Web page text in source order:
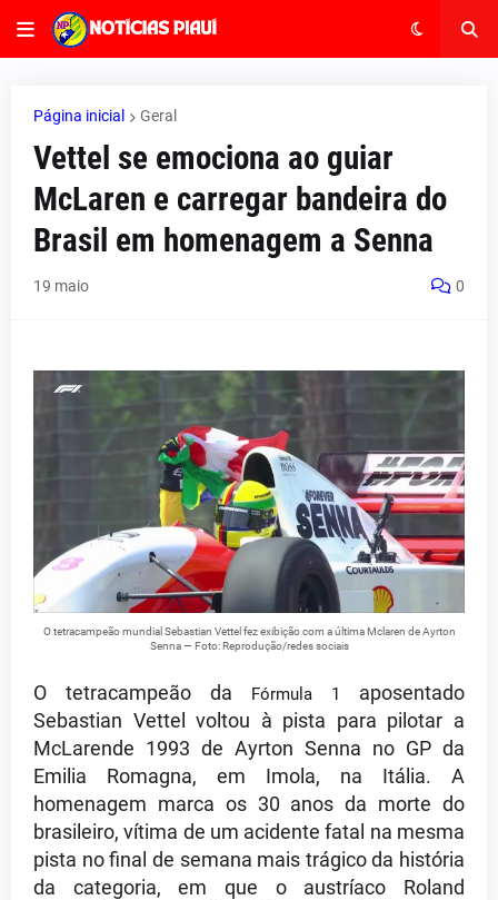
Página inicial Geral
Vettel se emociona ao guiar
McLaren e carregar bandeira do
Brasil em homenagem a Senna
19 maio 0
O tetracampeão mundial Sebastian Vettel fez exibição com a última Mclaren de Ayrton
Senna — Foto: Reprodução/redes sociais
O tetracampeão da Fórmula 1
aposentado
Sebastian Vettel voltou à pista para pilotar a
McLarende 1993 de Ayrton Senna no GP da
Emilia Romagna, em Imola, na Itália. A
homenagem marca os 30 anos da morte do
brasileiro, vítima de um acidente fatal na mesma
pista no final de semana mais trágico da história
da categoria, em que o austríaco Roland